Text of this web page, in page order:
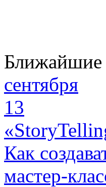
Ближайшие
сентября
13
Как
мастер-